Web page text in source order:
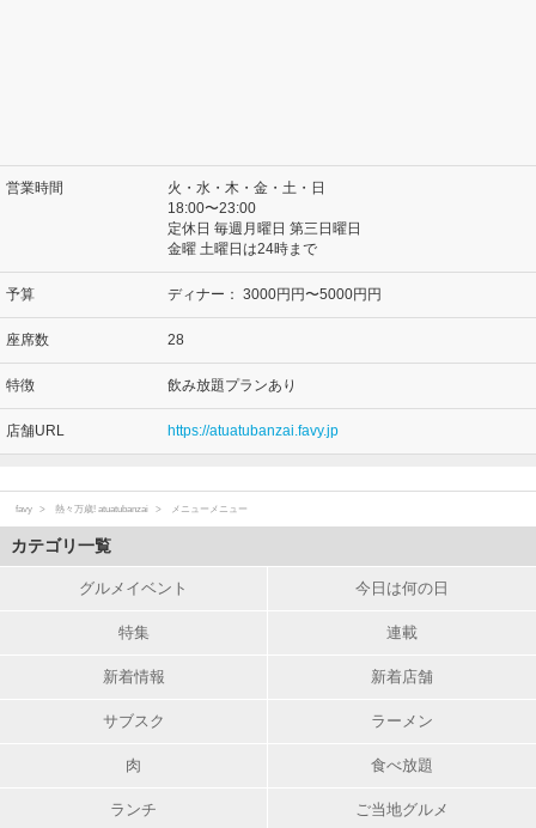
営業時間
火・水・木・金・土・日
18:00〜23:00
定休日 毎週月曜日 第三日曜日
金曜 土曜日は24時まで
予算 ディナー： 3000円円〜5000円円
座席数 28
特徴 飲み放題プランあり
店舗URL https://atuatubanzai.favy.jp
favy 熱々万歳! atuatubanzai メニューメニュー
カテゴリ一覧
グルメイベント 今日は何の日
特集 連載
新着情報 新着店舗
サブスク ラーメン
肉 食べ放題
ランチ ご当地グルメ